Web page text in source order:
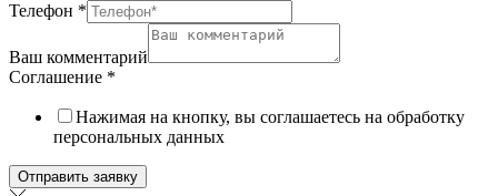
Телефон *
Ваш комментарий
Соглашение *
Нажимая на кнопку, вы соглашаетесь на обработку
персональных данных
Отправить заявку